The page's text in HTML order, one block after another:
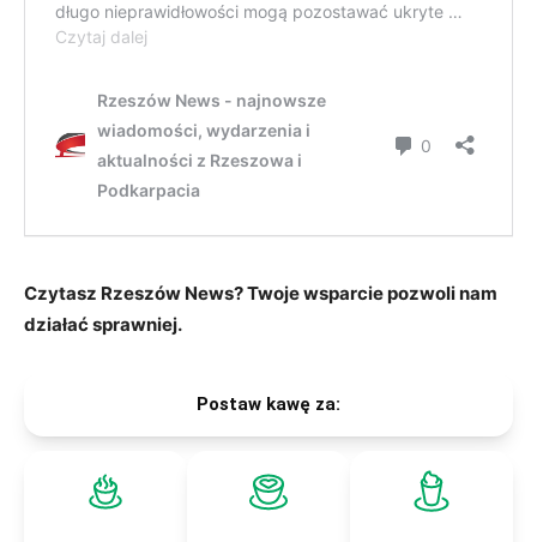
Czytasz Rzeszów News? Twoje wsparcie pozwoli nam
działać sprawniej.
Postaw kawę za: